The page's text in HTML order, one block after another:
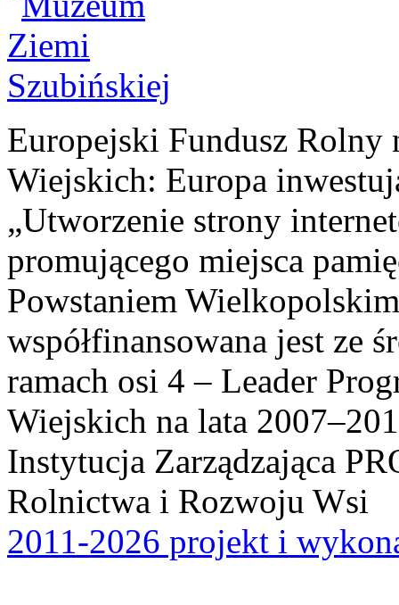
Europejski Fundusz Rolny
Wiejskich: Europa
„Utworzenie strony
promującego miejsca
Powstaniem
współfinansowana jest ze
ramach osi 4 – Leader
Wiejskich na lata
Instytucja Zarządzająca
Rolnictwa i Rozwoju Wsi
2011-2026 projekt i